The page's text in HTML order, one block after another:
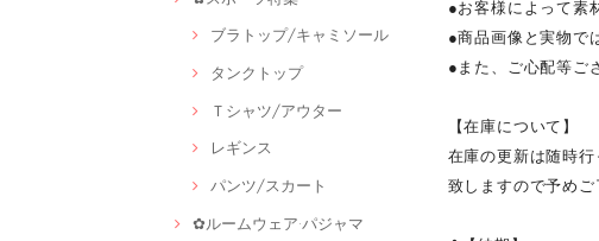
ブラトップ/キャミソール
タンクトップ
Ｔシャツ/アウター
レギンス
パンツ/スカート
✿ルームウェア·パジャマ
●お客様によって素
●商品画像と実物で
●また、ご心配等ご
【在庫について】
在庫の更新は随時
致しますので予めご